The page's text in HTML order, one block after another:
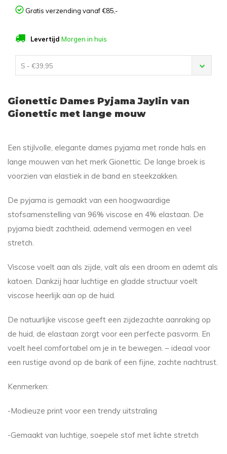
Gratis verzending vanaf €85,-
Levertijd Morgen in huis
S - €39,95
Gionettic Dames Pyjama Jaylin van
Gionettic met lange mouw
Een stijlvolle, elegante dames pyjama met ronde hals en
lange mouwen van het merk Gionettic. De lange broek is
voorzien van elastiek in de band en steekzakken.
De pyjama is gemaakt van een hoogwaardige
stofsamenstelling van 96% viscose en 4% elastaan. De
pyjama biedt zachtheid, ademend vermogen en veel
stretch.
Viscose voelt aan als zijde, valt als een droom en ademt als
katoen. Dankzij haar luchtige en gladde structuur voelt
viscose heerlijk aan op de huid.
De natuurlijke viscose geeft een zijdezachte aanraking op
de huid, de elastaan zorgt voor een perfecte pasvorm. En
voelt heel comfortabel om je in te bewegen. – ideaal voor
een rustige avond op de bank of een fijne, zachte nachtrust.
Kenmerken:
-Modieuze print voor een trendy uitstraling
-Gemaakt van luchtige, soepele stof met lichte stretch